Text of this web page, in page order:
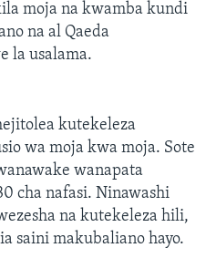
moja na kwamba kundi
na al Qaeda
la usalama.
kutekeleza
wa moja kwa moja. Sote
wanapata
cha nafasi. Ninawashi
na kutekeleza hili,
saini makubaliano hayo.